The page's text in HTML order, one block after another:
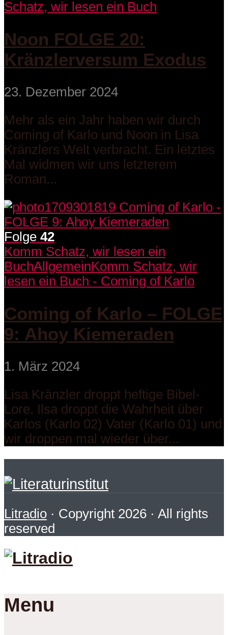
Schatz, wir lesen ein Buch
Noon FOLGE 20:
Kränzlerversum Exodus
23. Dezember 2024
Mehr als ein Jahr haben wir durch
Coming of Karlo und Noon in Lisa
Kränzlers Welt verbracht. Ein letztes
Mal widmen wir uns letzterem
Roman...
Folge 42
Komm Schatz, wir lesen ein
BuchAllgemeinKomm Schatz, wir
lesen ein Buch - Coming of Karlo
Coming of Karlo – FOLGE
9: Ahoy Kiemeraden
1. März 2024
Lisa Kränzler droppt heftige Bibel-
Lore, Ilsa droppt die Wahrheit über
Karlos (Karlo 02) Vater (Karlo 01) und
wir droppen mal wieder über...
Litradio · Copyright 2026 · All rights
reserved
Menu